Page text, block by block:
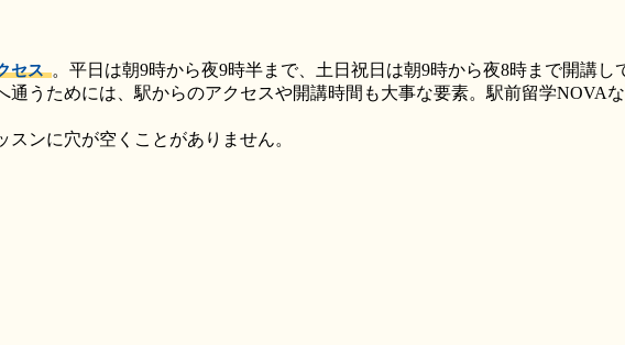
セス 。平日は朝9時から夜9時半まで、土日祝日は朝9時から夜8時まで開講し
うためには、駅からのアクセスや開講時間も大事な要素。駅前留学NOVA
ンに穴が空くことがありません。